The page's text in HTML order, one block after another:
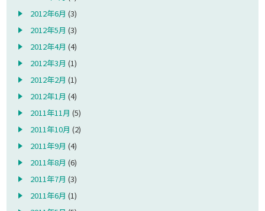
2012年6月 (3)
2012年5月 (3)
2012年4月 (4)
2012年3月 (1)
2012年2月 (1)
2012年1月 (4)
2011年11月 (5)
2011年10月 (2)
2011年9月 (4)
2011年8月 (6)
2011年7月 (3)
2011年6月 (1)